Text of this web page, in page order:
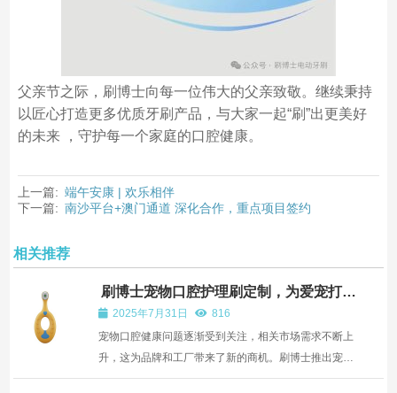
父亲节之际，刷博士向每一位伟大的父亲致敬。继续秉持
以匠心打造更多优质牙刷产品，与大家一起“刷”出更美好
的未来 ，守护每一个家庭的口腔健康。
上一篇: 端午安康 | 欢乐相伴
下一篇: 南沙平台+澳门通道 深化合作，重点项目签约
相关推荐
刷博士宠物口腔护理刷定制，为爱宠打造
专属清洁工具，预防口腔疾病
2025年7月31日
816
宠物口腔健康问题逐渐受到关注，相关市场需求不断上
升，这为品牌和工厂带来了新的商机。刷博士推出宠物
口腔护理刷定制服务，凭借贴牌代工、OEM 代工、